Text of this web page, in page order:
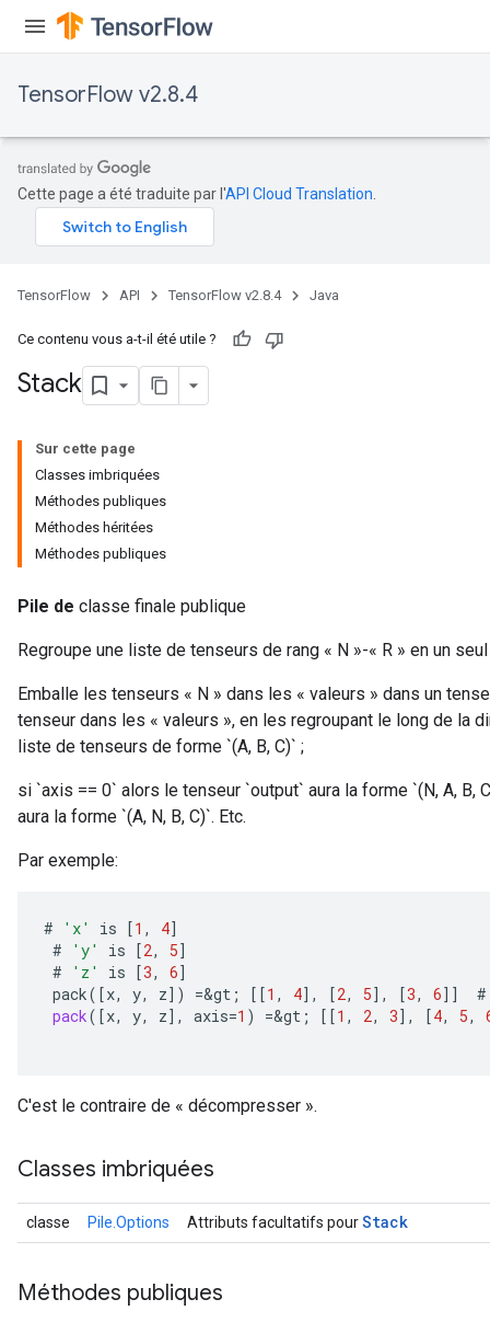
TensorFlow v2.8.4
Cette page a été traduite par l'API Cloud Translation
TensorFlow API TensorFlow v2.8.4 Java
Ce contenu vous a-t-il été utile ?
Stack
Sur cette page
Classes imbriquées
Méthodes publiques
Méthodes héritées
Méthodes publiques
Pile de classe finale publique
Regroupe une liste de tenseurs de rang « N »-« R » en un
Emballe les tenseurs « N » dans les « valeurs » dans un
tenseur dans les « valeurs », en les regroupant le long de la
liste de tenseurs de forme `(A, B, C)` ;
si `axis == 0` alors le tenseur `output` aura la forme `(N, A, B,
aura la forme `(A, N, B, C)`. Etc.
Par exemple:
# 'x' is [1 , 4]
#
'y' is [2, 5]
#
'z' is [3, 6]
pack( [x, y, z] ) =&gt ; [[1 , 4] , [2, 5] , [3, 6]]
#
pack( [x, y, z] , axis=1 ) =&gt ; [[1 , 2, 3] , [4, 5,
C'est le contraire de « décompresser ».
Classes imbriquées
classe Pile.Options Attributs facultatifs pourStack
Méthodes publiques